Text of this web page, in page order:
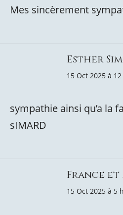
Mes sincèrement
Esther
15 Oct 2025 à
sympathie ainsi qu’a la
sIMARD
France et
15 Oct 2025 à 5